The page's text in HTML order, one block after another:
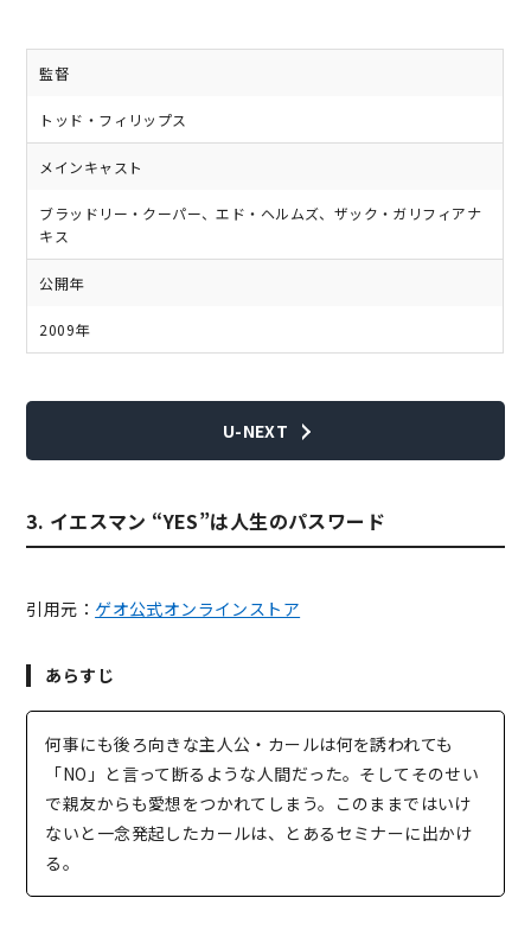
監督
トッド・フィリップス
メインキャスト
ブラッドリー・クーパー、エド・ヘルムズ、ザック・ガリフィアナ
キス
公開年
2009年
U-NEXT
3. イエスマン “YES”は人生のパスワード
引用元： ゲオ公式オンラインストア
あらすじ
何事にも後ろ向きな主人公・カールは何を誘われても
「NO」と言って断るような人間だった。そしてそのせい
で親友からも愛想をつかれてしまう。このままではいけ
ないと一念発起したカールは、とあるセミナーに出かけ
る。